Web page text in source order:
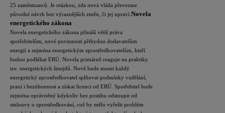
25 zaměstnanců. Je otázkou, zda nová vláda převezme
původní návrh bez výraznějších změn, či jej upraví. Novela
energetického zákona
Novela energetického zákona přináší větší práva
spotřebitelům, nové povinnosti přibydou dodavatelům
energií a zejména energetickým zprostředkovatelům, kteří
budou podléhat ERÚ. Novela primárně reaguje na praktiky
tzv. energetických šmejdů. Nově bude muset každý
energetický zprostředkovatel splňovat podmínky vzdělání,
praxi i bezúhonnost a získat licenci od ERÚ. Spotřebitel bude
zejména oprávněný kdykoliv bez postihu odstoupit od
smlouvy o zprostředkování, což by mělo vyřešit problém